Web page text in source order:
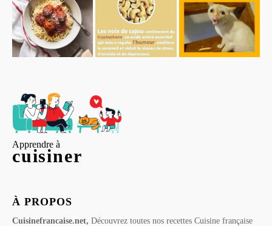
Apprendre à
cuisiner
À PROPOS
Cuisinefrancaise.net, Découvrez toutes nos recettes Cuisine française